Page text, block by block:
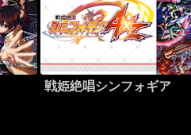
戦姫絶唱シンフォギア